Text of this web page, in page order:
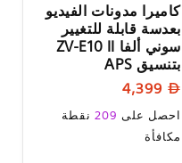
كاميرا مدونات الفيديو
بعدسة قابلة للتغيير
سوني ألفا ZV-E10 II
بتنسيق APS
السعر
العادي
السعر
العادي
احصل على 209 نقطة
مكافأة